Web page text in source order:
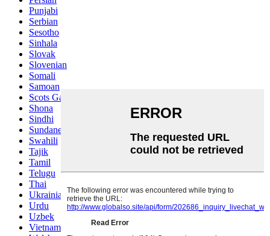
Punjabi
Serbian
Sesotho
Sinhala
Slovak
Slovenian
Somali
Samoan
Scots Gaelic
Shona
Sindhi
Sundanese
Swahili
Tajik
Tamil
Telugu
Thai
Ukrainian
Urdu
Uzbek
Vietnamese